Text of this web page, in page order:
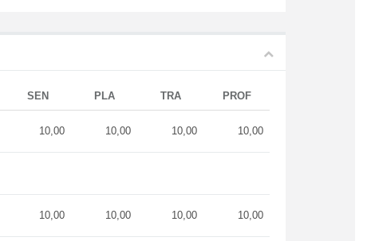
SEN PLA TRA PROF
10,00 10,00 10,00 10,00
10,00 10,00 10,00 10,00